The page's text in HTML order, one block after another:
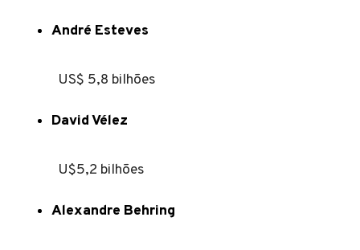
André Esteves
US$ 5,8 bilhões
David Vélez
U$5,2 bilhões
Alexandre Behring